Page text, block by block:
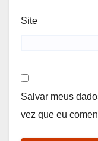
Site
Salvar meus
vez que eu